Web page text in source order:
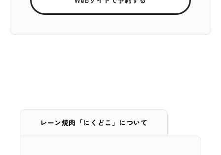
レーン焼肉「にくどこ」について